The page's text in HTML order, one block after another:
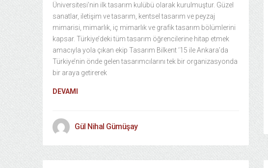
Üniversitesi’nin ilk tasarım kulübü olarak kurulmuştur. Güzel
sanatlar, iletişim ve tasarım, kentsel tasarım ve peyzaj
mimarisi, mimarlık, iç mimarlık ve grafik tasarım bölümlerini
kapsar. Türkiye’deki tüm tasarım öğrencilerine hitap etmek
amacıyla yola çıkan ekip Tasarım Bilkent ‘15 ile Ankara’da
Türkiye’nin önde gelen tasarımcılarını tek bir organizasyonda
bir araya getirerek
DEVAMI
Gül Nihal Gümüşay